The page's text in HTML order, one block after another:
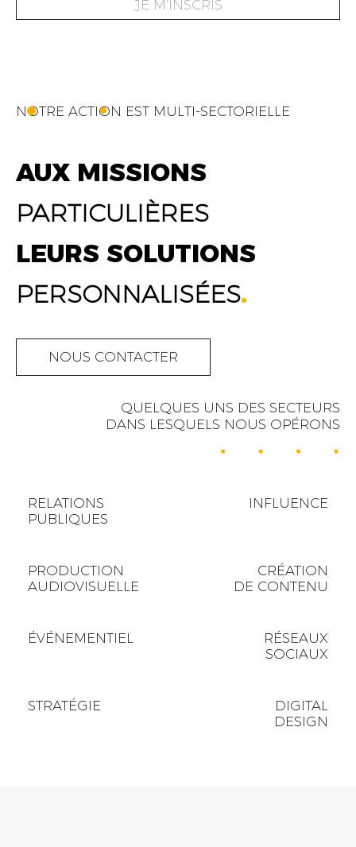
JE M’INSCRIS
NOTRE ACTION EST MULTI-SECTORIELLE
AUX MISSIONS
PARTICULIÈRES
LEURS SOLUTIONS
PERSONNALISÉES.
NOUS CONTACTER
QUELQUES UNS DES SECTEURS
DANS LESQUELS NOUS OPÉRONS
RELATIONS
PUBLIQUES
INFLUENCE
PRODUCTION
AUDIOVISUELLE
CRÉATION
DE CONTENU
ÉVÉNEMENTIEL
RÉSEAUX
SOCIAUX
STRATÉGIE
DIGITAL
DESIGN